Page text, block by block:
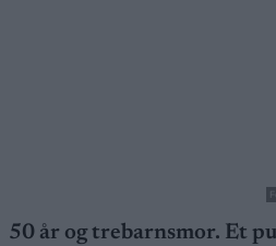
50 år og trebarnsmor. Et